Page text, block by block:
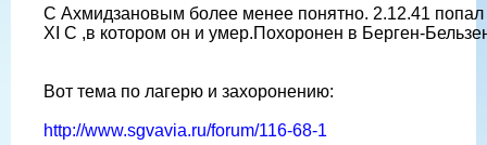
С Ахмидзановым более менее понятно. 2.12.41 попал
XI C ,в котором он и умер.Похоронен в Берген-
Вот тема по лагерю и захоронению:
http://www.sgvavia.ru/forum/116-68-1